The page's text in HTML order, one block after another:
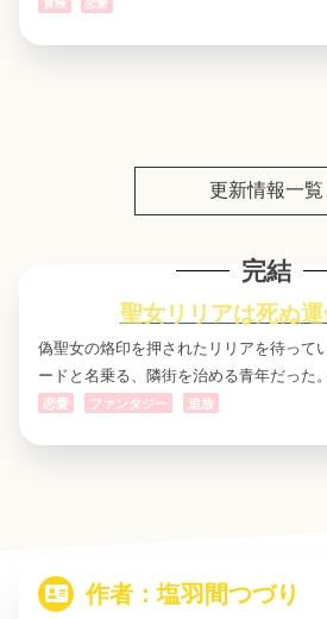
冒険
恋愛
更新情報一覧
完結
聖女リリアは死ぬ
偽聖女の烙印を押されたリリアを待って
ードと名乗る、隣街を治める青年だった
恋愛 ファンタジー 追放
作者：塩羽間つづり